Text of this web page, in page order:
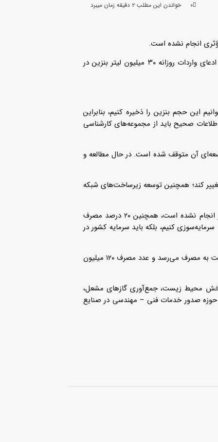
۰ خواندن این مطلب ۲ دقیقه زمان میبرد
مدیرعامل شرکت ملی پالایش و پخش فرآورده‌های نفتی گفت: ادعای واردات روزانه ۳۰ میلیون لیتر بنزین در
می‌شود، پس چگونه می‌توانیم این حجم بنزین را ذخیره کنیم، بنابراین
صحیح باید از مجموعه‌های کارشناسی
آن متوقف شده است. در حال مطالعه و
نیز باید تغییر کند؛ همچنین توسعه زیرساخت‌های شبکه
به گفته او، آمار ۶۹ درصدی مصرف سوخت در بخش حمل‌ونقل خودرو‌های شخصی نشان می‌دهد که در حوزه حمل‌ونقل عمومی اقدامی مؤثر انجام نشده است، همچنین ۲۰ درصد مصرف
کنیم، بلکه باید سرمایه کشور در
سالاری گفت: بخشی از بنزین کشور که می‌تواند در یک زنجیره بزرگ اشتغال‌زایی و شرکت‌های دانش‌بنیان به مصرف برسد، اکنون در حوزه سوخت به مصرف می‌رسد و عدد مصرف ۱۲۰ میلیون
بخش محیط زیست، جمع‌آوری گاز‌های مشعل،
حوزه صدور خدمات فنی – مهندسی در صنایع